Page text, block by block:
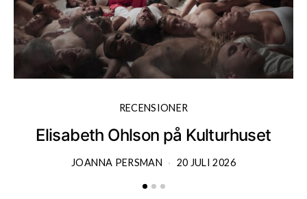
RECENSIONER
Elisabeth Ohlson på Kulturhuset
JOANNA PERSMAN 20 JULI 2026